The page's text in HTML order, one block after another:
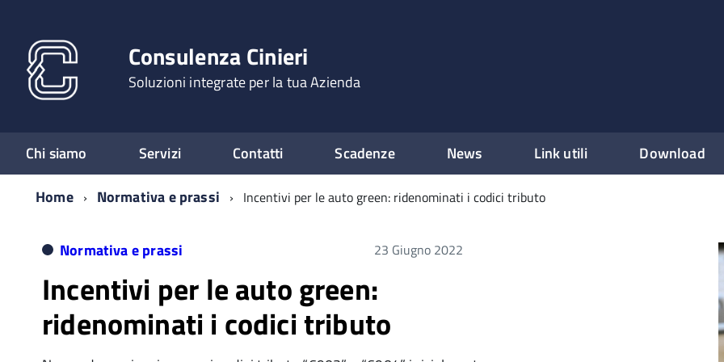
Consulenza Cinieri
Soluzioni integrate per la tua Azienda
Chi siamo Servizi Contatti Scadenze News Link utili Download
Home
Normativa e prassi Incentivi per le auto green: ridenominati i codici tributo
Normativa e prassi 23 Giugno 2022
Incentivi per le auto green:
ridenominati i codici tributo